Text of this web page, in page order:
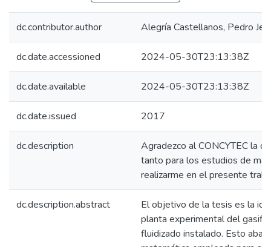
dc.contributor.author Alegría Castellanos, Pedro
dc.date.accessioned 2024-05-30T23:13:38Z
dc.date.available 2024-05-30T23:13:38Z
dc.date.issued 2017
dc.description
Agradezco al CONCYTEC la
tanto para los estudios de
realizarme en el presente
dc.description.abstract
El objetivo de la tesis es la
planta experimental del
fluidizado instalado. Esto